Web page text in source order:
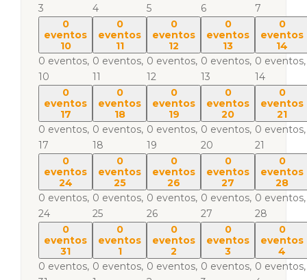
3
4
5
6
7
0
eventos
10
0 eventos,
10
0
eventos
11
0 eventos,
11
0
eventos
12
0 eventos,
12
0
eventos
13
0 eventos,
13
0
eventos
14
0 eventos,
14
0
eventos
17
0 eventos,
17
0
eventos
18
0 eventos,
18
0
eventos
19
0 eventos,
19
0
eventos
20
0 eventos,
20
0
eventos
21
0 eventos,
21
0
eventos
24
0 eventos,
24
0
eventos
25
0 eventos,
25
0
eventos
26
0 eventos,
26
0
eventos
27
0 eventos,
27
0
eventos
28
0 eventos,
28
0
eventos
31
0 eventos,
0
eventos
1
0 eventos,
0
eventos
2
0 eventos,
0
eventos
3
0 eventos,
0
eventos
4
0 eventos,